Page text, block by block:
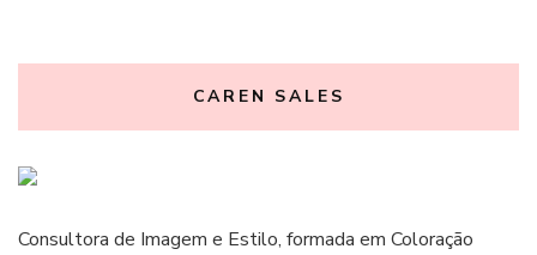
CAREN SALES
Consultora de Imagem e Estilo, formada em Coloração